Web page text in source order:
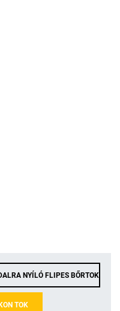
NYÍLÓ FLIPES BŐRTOK
TOK